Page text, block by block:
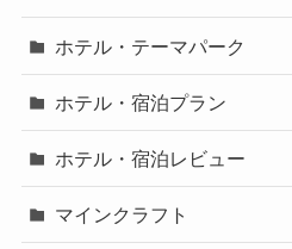
ホテル・テーマパーク
ホテル・宿泊プラン
ホテル・宿泊レビュー
マインクラフト